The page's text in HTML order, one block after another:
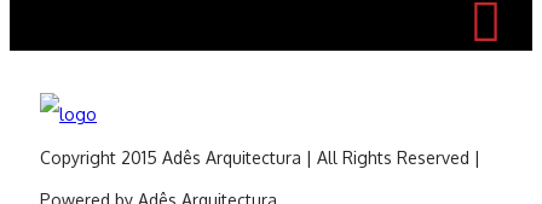
Copyright 2015 Adês Arquitectura | All Rights Reserved |
Powered by Adês Arquitectura